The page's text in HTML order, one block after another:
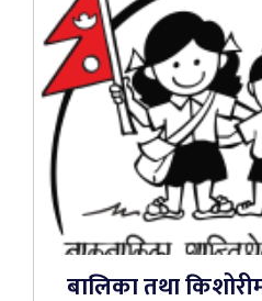
बालिका तथा